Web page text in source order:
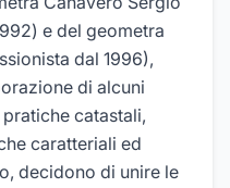
e del geometra
dal 1996),
di alcuni
catastali,
caratteriali ed
decidono di unire le